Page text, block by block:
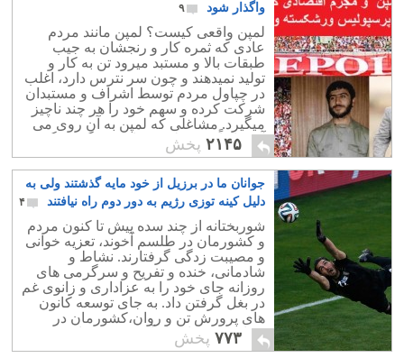
واگذار شود
۹
لمپن واقعی کیست؟ لمپن مانند مردم
عادی که ثمره کار و رنجشان به جیب
طبقات بالا و مستبد میرود تن به کار و
تولید نمیدهند و چون سر نترس دارد، اغلب
در چپاول مردم توسط اشراف و مستبدان
شرکت کرده و سهم خود را هر چند ناچیز
میگیرد. مشاغلی که لمپن به آن روی می
آورد ابداًجنبه تولیدی نداشته و گردنه گیری
است.
۲۱۴۵ پخش
جوانان ما در برزیل از خود مایه گذشتند ولی به
دلیل کینه توزی رژیم به دور دوم راه نیافتند
۴
شوربختانه از چند سده پیش تا کنون مردم
و کشورمان در طلسم آخوند، تعزیه خوانی
و مصیبت زدگی گرفتارند. نشاط و
شادمانی، خنده و تفریح و سرگرمی های
روزانه جای خود را به عزاداری و زانوی غم
در بغل گرفتن داد. به جای توسعه کانون
های پرورش تن و روان،کشورمان در
محاصره دهها هزار آخوند بی سواد و بی
فرهنگ قرار دارد.
۷۷۳ پخش